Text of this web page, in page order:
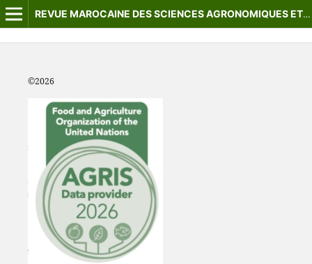
REVUE MAROCAINE DES SCIENCES AGRONOMIQUES ET VÉTÉRINAIRES
©2026